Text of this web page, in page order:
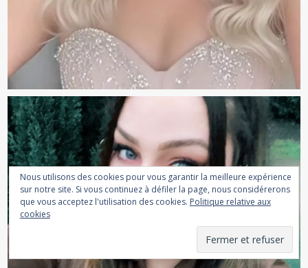
Nous utilisons des cookies pour vous garantir la meilleure expérience
sur notre site. Si vous continuez à défiler la page, nous considérerons
que vous acceptez l'utilisation des cookies. Politique relative aux
cookies